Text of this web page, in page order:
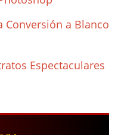
Conversión a Blanco
Espectaculares